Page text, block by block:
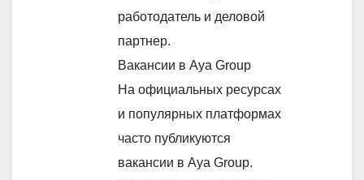
работодатель и деловой
партнер.
Вакансии в Aya Group
На официальных ресурсах
и популярных платформах
часто публикуются
вакансии в Aya Group.